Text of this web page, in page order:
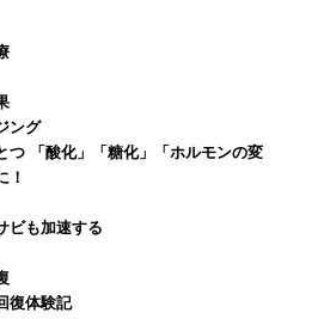
ング
つ 「酸化」「糖化」「ホルモンの変
！
ビも加速する
復体験記